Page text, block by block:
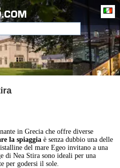
.COM
in Grecia che offre diverse
la spiaggiaè senza dubbio una delle
del mare Egeo invitano a una
di Nea Stira sono ideali per una
per godersi il sole.